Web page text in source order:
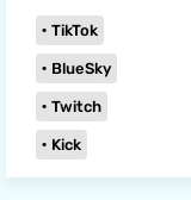
TikTok
BlueSky
Twitch
Kick